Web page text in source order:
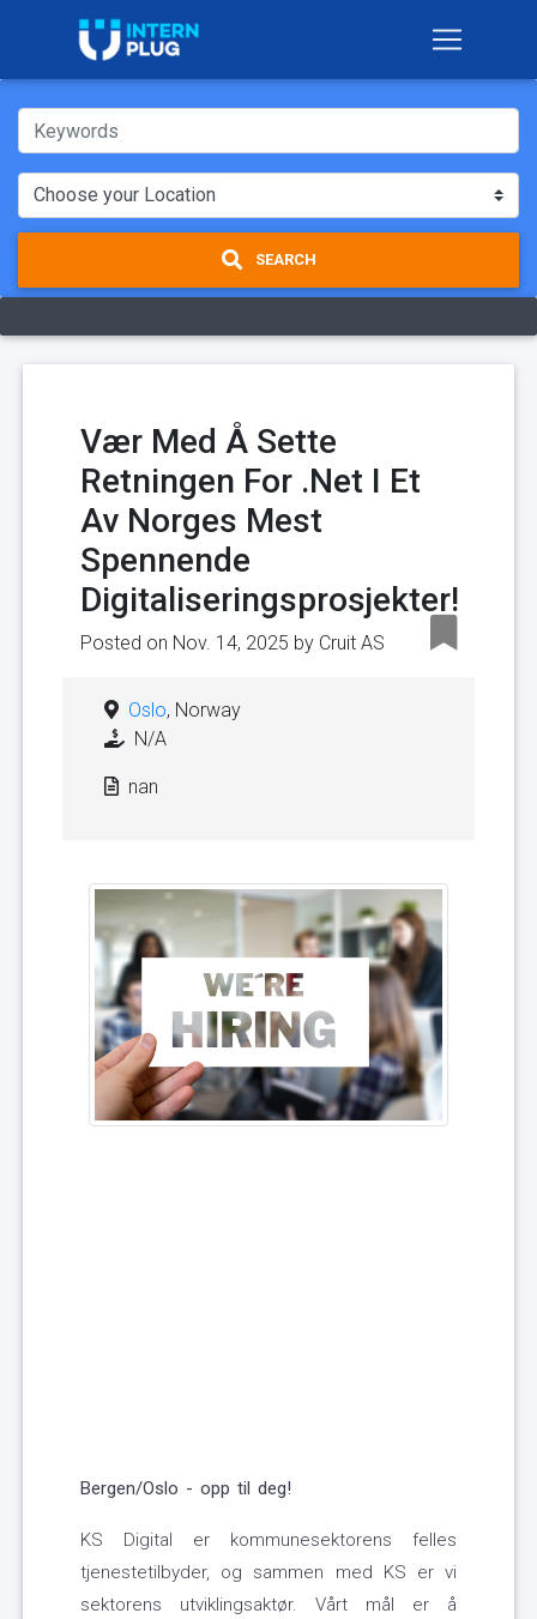
SEARCH
Vær Med Å Sette
Retningen For .Net I Et
Av Norges Mest
Spennende
Digitaliseringsprosjekter!
Posted on Nov. 14, 2025 by Cruit AS
Oslo, Norway
N/A
nan
Bergen/Oslo - opp til deg!
KS Digital er kommunesektorens felles
tjenestetilbyder, og sammen med KS er vi
sektorens utviklingsaktør. Vårt mål er å